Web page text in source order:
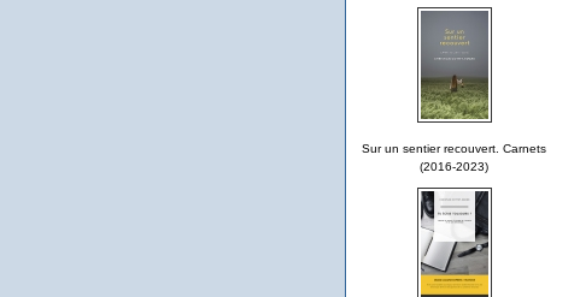
Sur un sentier recouvert. Carnets
(2016-2023)